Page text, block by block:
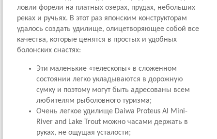
ловли форели на платных озерах, прудах, небольших
реках и ручьях. В этот раз японским конструкторам
удалось создать удилище, олицетворяющее собой все
качества, которые ценятся в простых и удобных
болонских снастях:
Эти маленькие «телескопы» в сложенном
состоянии легко укладываются в дорожную
сумку и поэтому могут быть адресованы всем
любителям рыболовного туризма;
Очень легкое удилище Daiwa Proteus Al Mini-
River and Lake Trout можно часами держать в
руках, не ощущая усталости;